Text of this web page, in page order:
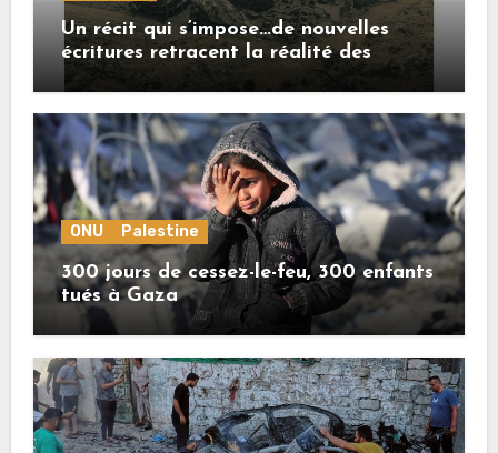
Un récit qui s’impose…de nouvelles
écritures retracent la réalité des
crimes sionistes à Gaza
ONU Palestine
300 jours de cessez-le-feu, 300 enfants
tués à Gaza